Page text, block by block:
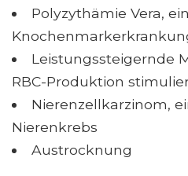
Polyzythämie Vera,
Leistungssteigernde
RBC-Produktion
Nierenzellkarzinom,
Nierenkrebs
Austrocknung